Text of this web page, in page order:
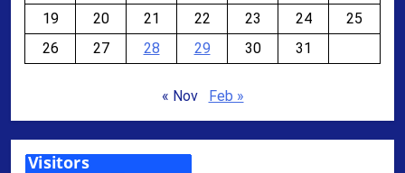
19
20 21 22 23 24
25
26
27 28 29 30 31
« Nov Feb »